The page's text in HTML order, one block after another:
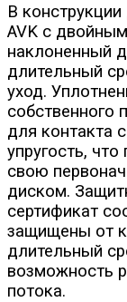
В
AVK с
наклоненный
длительный
уход.
собственного
для контакта
упругость,
свою
диском.
сертификат
защищены от
длительный
возможность
потока.